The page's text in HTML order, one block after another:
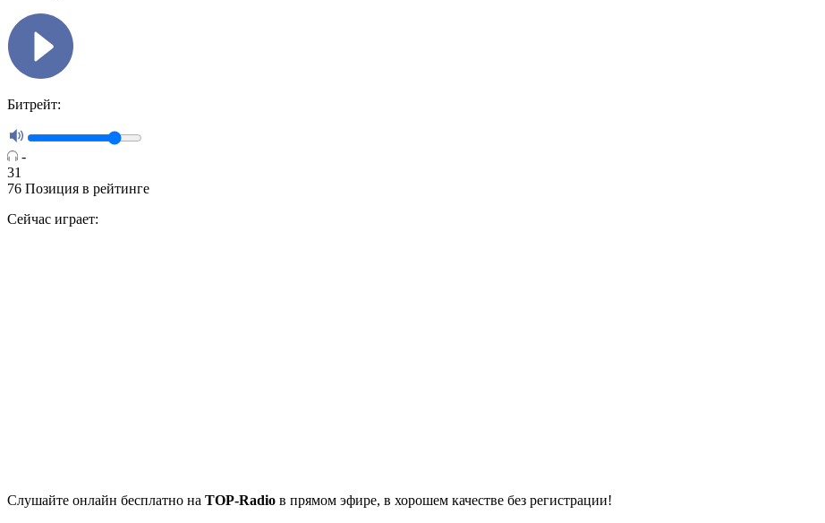
Битрейт:
-
31
76 Позиция в рейтинге
Сейчас играет:
Cлушайте онлайн бесплатно на TOP-Radio в прямом эфире, в хорошем качестве без регистрации!